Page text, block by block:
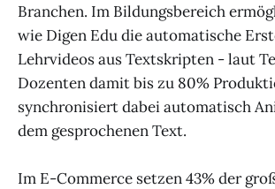
Branchen. Im Bildungsbereich
wie Digen Edu die automatische
Lehrvideos aus Textskripten - laut
Dozenten damit bis zu 80%
synchronisiert dabei automatisch
dem gesprochenen Text.
Im E-Commerce setzen 43% der